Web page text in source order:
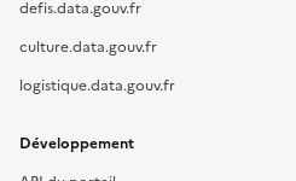
defis.data.gouv.fr
culture.data.gouv.fr
logistique.data.gouv.fr
Développement